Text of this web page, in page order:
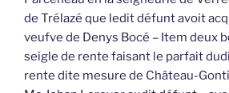
de Trélazé que ledit défunt avoit
veufve de Denys Bocé – Item deux
seigle de rente faisant le parfait
rente dite mesure de Château-